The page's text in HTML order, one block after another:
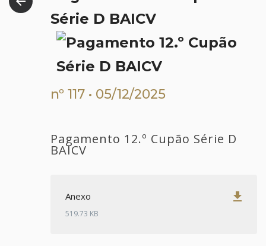
Série D BAICV
nº 117 • 05/12/2025
Pagamento 12.º Cupão Série D
BAICV
Anexo
519.73 KB
get_app